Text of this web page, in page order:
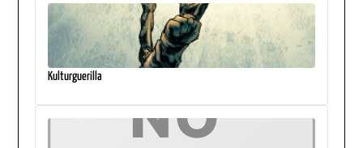
Kulturguerilla